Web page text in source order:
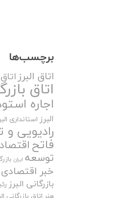
برچسب‌ها
اتاق البرز
اتاق
اجاره
البرز استانداری
رادیویی و
فاتحاقتصاد
توسعه ایران
خبر اقتصادی
بازرگانی البرز